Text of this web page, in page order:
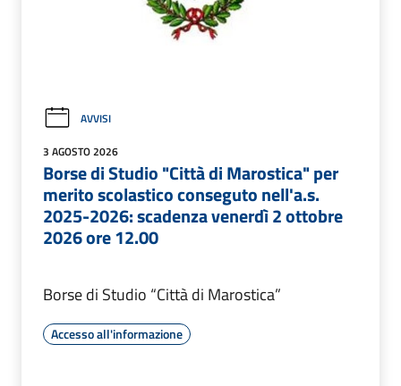
AVVISI
3 AGOSTO 2026
Borse di Studio "Città di Marostica" per
merito scolastico conseguto nell'a.s.
2025-2026: scadenza venerdì 2 ottobre
2026 ore 12.00
Borse di Studio “Città di Marostica”
Accesso all'informazione